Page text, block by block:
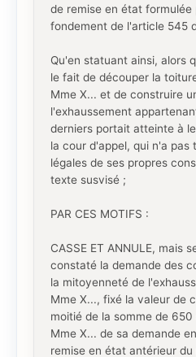
de remise en état formulée
fondement de l'article 545
Qu'en statuant ainsi, alors
le fait de découper la
Mme X... et de construire
l'exhaussement
derniers portait atteinte à
la cour d'appel, qui n'a pas
légales de ses propres
texte susvisé ;
PAR CES MOTIFS :
CASSE ET ANNULE, mais
constaté la demande des
la mitoyenneté de
Mme X..., fixé la valeur de
moitié de la somme de
Mme X... de sa demande
remise en état antérieur